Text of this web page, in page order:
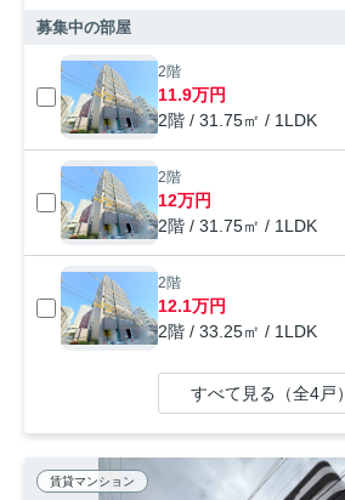
募集中の部屋
2階
11.9万円
2階 / 31.75㎡ / 1LDK
2階
12万円
2階 / 31.75㎡ / 1LDK
2階
12.1万円
2階 / 33.25㎡ / 1LDK
すべて見る（全4戸）
賃貸マンション